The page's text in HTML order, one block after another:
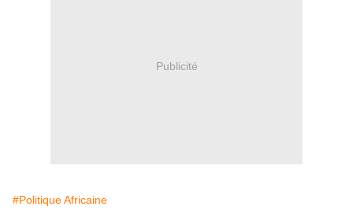
Publicité
#Politique Africaine